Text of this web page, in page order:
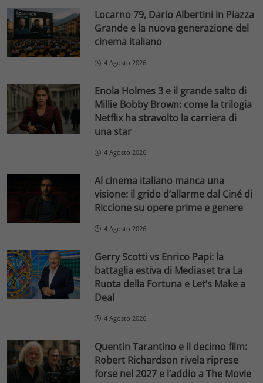
Locarno 79, Dario Albertini in Piazza
Grande e la nuova generazione del
cinema italiano
4 Agosto 2026
Enola Holmes 3 e il grande salto di
Millie Bobby Brown: come la trilogia
Netflix ha stravolto la carriera di
una star
4 Agosto 2026
Al cinema italiano manca una
visione: il grido d’allarme dal Ciné di
Riccione su opere prime e genere
4 Agosto 2026
Gerry Scotti vs Enrico Papi: la
battaglia estiva di Mediaset tra La
Ruota della Fortuna e Let’s Make a
Deal
4 Agosto 2026
Quentin Tarantino e il decimo film:
Robert Richardson rivela riprese
forse nel 2027 e l’addio a The Movie